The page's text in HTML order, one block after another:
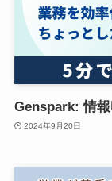
Genspark: 情
2024年9月20日